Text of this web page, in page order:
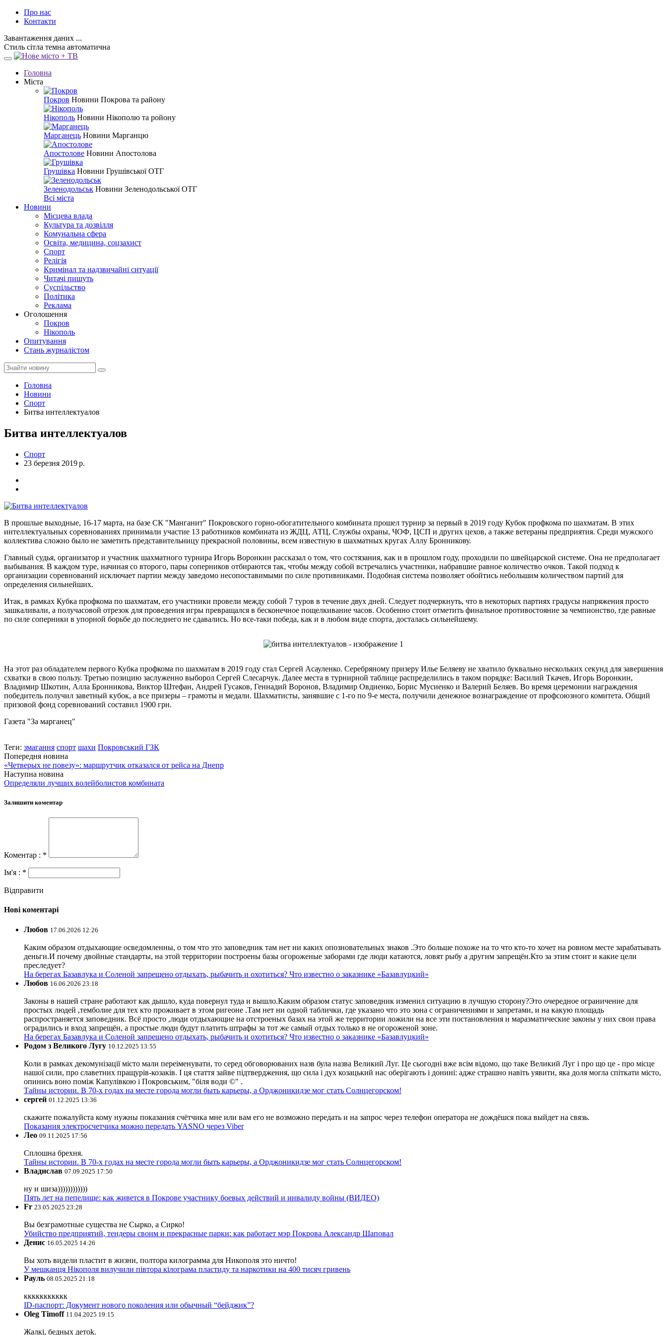
Про нас
Контакти
Завантаження даних ...
Стиль сітла темна автоматична
Головна
Міста
Покров Новини Покрова та району
Нікополь Новини Нікополю та ройону
Марганець Новини Марганцю
Апостолове Новини Апостолова
Грушівка Новини Грушівської ОТГ
Зеленодольськ Новини Зеленодольської ОТГ
Всі міста
Новини
Місцева влада
Культура та дозвілля
Комунальна сфера
Освіта, медицина, соцзахист
Спорт
Релігія
Кримінал та надзвичайні ситуації
Читачі пишуть
Суспільство
Політика
Реклама
Оголошення
Покров
Нікополь
Опитування
Стань журналістом
Головна
Новини
Спорт
Битва интеллектуалов
Битва интеллектуалов
Спорт
23 березня 2019 р.
В прошлые выходные, 16-17 марта, на базе СК "Манганит" Покровского горно-обогатительного комбината прошел турнир за первый в 2019 году Кубок профкома по шахматам. В этих
интеллектуальных соревнованиях принимали участие 13 работников комбината из ЖДЦ, АТЦ, Службы охраны, ЧОФ, ЦСП и других цехов, а также ветераны предприятия. Среди мужского
коллектива сложно было не заметить представительницу прекрасной половины, всем известную в шахматных кругах Аллу Бронникову.
Главный судья, организатор и участник шахматного турнира Игорь Воронкин рассказал о том, что состязания, как и в прошлом году, проходили по швейцарской системе. Она не предполагает
выбывания. В каждом туре, начиная со второго, пары соперников отбираются так, чтобы между собой встречались участники, набравшие равное количество очков. Такой подход к
организации соревнований исключает партии между заведомо несопоставимыми по силе противниками. Подобная система позволяет обойтись небольшим количеством партий для
определения сильнейших.
Итак, в рамках Кубка профкома по шахматам, его участники провели между собой 7 туров в течение двух дней. Следует подчеркнуть, что в некоторых партиях градусы напряжения просто
зашкаливали, а получасовой отрезок для проведения игры превращался в бесконечное пощелкивание часов. Особенно стоит отметить финальное противостояние за чемпионство, где равные
по силе соперники в упорной борьбе до последнего не сдавались. Но все-таки победа, как и в любом виде спорта, досталась сильнейшему.
На этот раз обладателем первого Кубка профкома по шахматам в 2019 году стал Сергей Асауленко. Серебряному призеру Илье Беляеву не хватило буквально нескольких секунд для завершения
схватки в свою пользу. Третью позицию заслуженно выборол Сергей Слесарчук. Далее места в турнирной таблице распределились в таком порядке: Василий Ткачев, Игорь Воронкин,
Владимир Шкотин, Алла Бронникова, Виктор Штефан, Андрей Гусаков, Геннадий Воронов, Владимир Овдиенко, Борис Мусиенко и Валерий Беляев. Во время церемонии награждения
победитель получил заветный кубок, а все призеры – грамоты и медали. Шахматисты, занявшие с 1-го по 9-е места, получили денежное вознаграждение от профсоюзного комитета. Общий
призовой фонд соревнований составил 1900 грн.
Газета "За марганец"
Теги: змагання спорт шахи Покровський ГЗК
Попередня новина
«Четверых не повезу»: маршрутчик отказался от рейса на Днепр
Наступна новина
Определяли лучших волейболистов комбината
Залишити коментар
Коментар : *
Ім'я : *
Відправити
Нові коментарі
Любов 17.06.2026 12:26
Каким образом отдыхающие осведомленны, о том что это заповедник там нет ни каких опозновательных знаков .Это больше похоже на то что кто-то хочет на ровном месте зарабатывать
деньги.И почему двойные стандарты, на этой территории построены базы огороженые заборами где люди катаются, ловят рыбу а другим запрещён.Кто за этим стоит и какие цели
преследует?
На берегах Базавлука и Соленой запрещено отдыхать, рыбачить и охотиться? Что известно о заказнике «Базавлуцкий»
Любов 16.06.2026 23:18
Законы в нашей стране работают как дышло, куда повернул туда и вышло.Каким образом статус заповедник изменил ситуацию в лучшую сторону?Это очередное ограничение для
простых людей ,темболие для тех кто проживает в этом ригеоне .Там нет ни одной таблички, где указано что это зона с ограничениями и запретами, и на какую площадь
распространяется заповедник. Всё просто ,люди отдыхающие на отстроеных базах на этой же территории ложили на все эти постановления и маразматические законы у них свои права
оградились и вход запрещён, а простые люди будут платить штрафы за тот же самый отдых только в не огороженой зоне.
На берегах Базавлука и Соленой запрещено отдыхать, рыбачить и охотиться? Что известно о заказнике «Базавлуцкий»
Родом з Великого Лугу 10.12.2025 13:55
Коли в рамках декомунізації місто мали переіменувати, то серед обговорюваних назв була назва Великий Луг. Це сьогодні вже всім відомо, що таке Великий Луг і про що це - про місце
нашої сили, про славетних пращурів-козаків. І ця стаття зайве підтвердження, що сила і дух козацький нас оберігають і донині: адже страшно навіть уявити, яка доля могла спіткати місто,
опинись воно поміж Капулівкою і Покровським, "біля води ©" .
Тайны истории. В 70-х годах на месте города могли быть карьеры, а Орджоникидзе мог стать Солнцегорском!
сергей 01.12.2025 13:36
скажите пожалуйста кому нужны показания счётчика мне или вам его не возможно передать и на запрос через телефон оператора не дождёшся пока выйдет на связь.
Показания электросчетчика можно передать YASNO через Viber
Лео 09.11.2025 17:56
Сплошна брехня.
Тайны истории. В 70-х годах на месте города могли быть карьеры, а Орджоникидзе мог стать Солнцегорском!
Владислав 07.09.2025 17:50
ну и шиза))))))))))))
Пять лет на пепелище: как живется в Покрове участнику боевых действий и инвалиду войны (ВИДЕО)
Fr 23.05.2025 23:28
Вы безграмотные существа не Сырко, а Сирко!
Убийство предприятий, тендеры своим и прекрасные парки: как работает мэр Покрова Александр Шаповал
Денис 16.05.2025 14:26
Вы хоть видели пластит в жизни, полтора килограмма для Никополя это ничто!
У мешканця Нікополя вилучили півтора кілограма пластиду та наркотики на 400 тисяч гривень
Рауль 08.05.2025 21:18
ккккккккккк
ID-паспорт: Документ нового поколения или обычный “бейджик”?
Oleg Timoff 11.04.2025 19:15
Жалкj, бедных детok.